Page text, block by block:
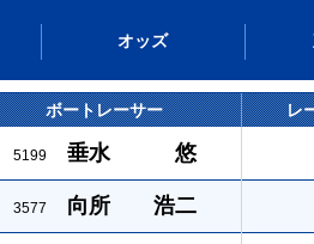
オッズ
ボートレーサー レ
5199 垂水 悠
3577 向所 浩二